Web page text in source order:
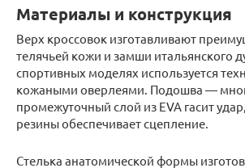
Материалы и конструкция
Верх кроссовок изготавливают
телячьей кожи и замши итальянского
спортивных моделях используется
кожаными оверлеями. Подошва —
промежуточный слой из EVA гасит
резины обеспечивает сцепление.
Стелька анатомической формы